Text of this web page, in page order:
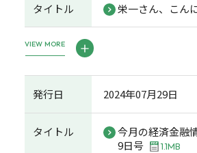
タイトル 栄一さん、こん
VIEW MORE
発行日 2024年07月29日
タイトル
今月の経済金融
9日号
1.1MB